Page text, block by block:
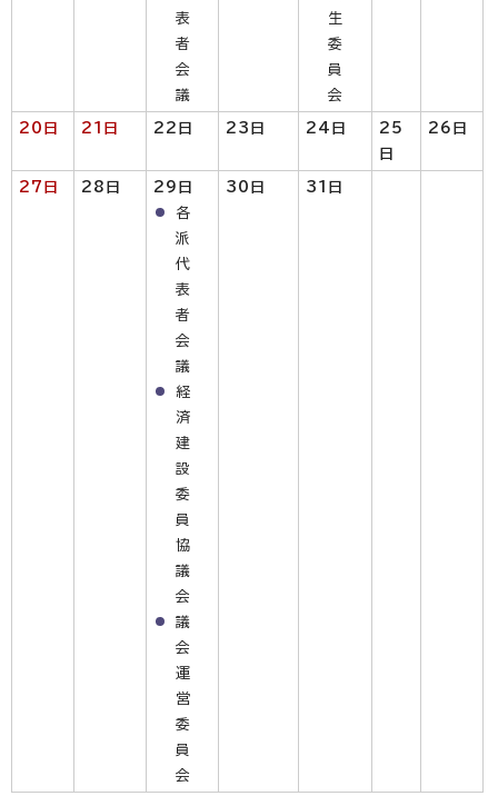
表
者
会
議
生
委
員
会
20日 21日 22 日 23日 24日
25
日
26日
27日 28日
29日
各
派
代
表
者
会
議
経
済
建
設
委
員
協
議
会
議
会
運
営
委
員
会
30日 31日